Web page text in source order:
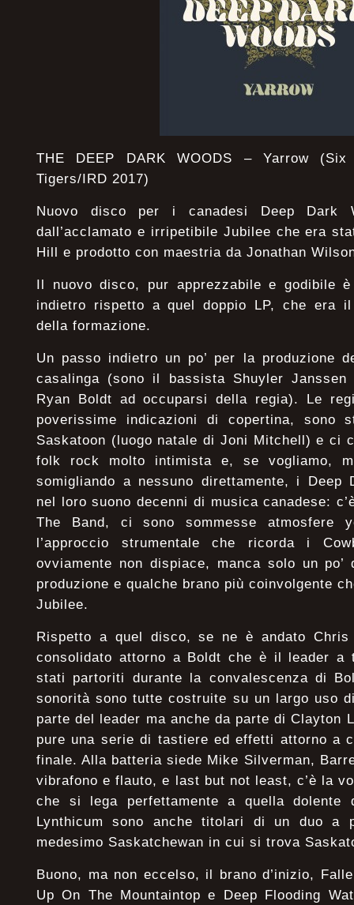
THE DEEP DARK WOODS – Yarrow (Six
Tigers/IRD 2017)
Nuovo disco per i canadesi Deep Dark
dall’acclamato e irripetibile Jubilee che era
Hill e prodotto con maestria da Jonathan
Il nuovo disco, pur apprezzabile e godibile
indietro rispetto a quel doppio LP, che era
della formazione.
Un passo indietro un po’ per la produzione
casalinga (sono il bassista Shuyler
Ryan Boldt ad occuparsi della regia). Le
poverissime indicazioni di copertina, sono
Saskatoon (luogo natale di Joni Mitchell) e ci
folk rock molto intimista e, se vogliamo,
somigliando a nessuno direttamente, i Deep
nel loro suono decenni di musica canadese:
The Band, ci sono sommesse atmosfere
l’approccio strumentale che ricorda i
ovviamente non dispiace, manca solo un
produzione e qualche brano più coinvolgente
Jubilee.
Rispetto a quel disco, se ne è andato
consolidato attorno a Boldt che è il leader a
stati partoriti durante la convalescenza di
sonorità sono tutte costruite su un largo uso
parte del leader ma anche da parte di Clayton
pure una serie di tastiere ed effetti attorno a
finale. Alla batteria siede Mike Silverman,
vibrafono e flauto, e last but not least, c’è la
che si lega perfettamente a quella dolente
Lynthicum sono anche titolari di un duo a
medesimo Saskatchewan in cui si trova
Buono, ma non eccelso, il brano d’inizio,
Up On The Mountaintop e Deep Flooding